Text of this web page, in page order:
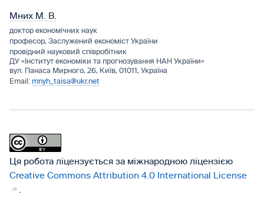
Мних М. В.
доктор економічних наук
професор, Заслужений економіст України
провідний науковий співробітник
ДУ «Інститут економіки та прогнозування НАН України»
вул. Панаса Мирного, 26, Київ, 01011, Україна
mnyh_taisa@ukr.net
Ця робота ліцензується за міжнародною ліцензією
Creative Commons Attribution 4.0 International License